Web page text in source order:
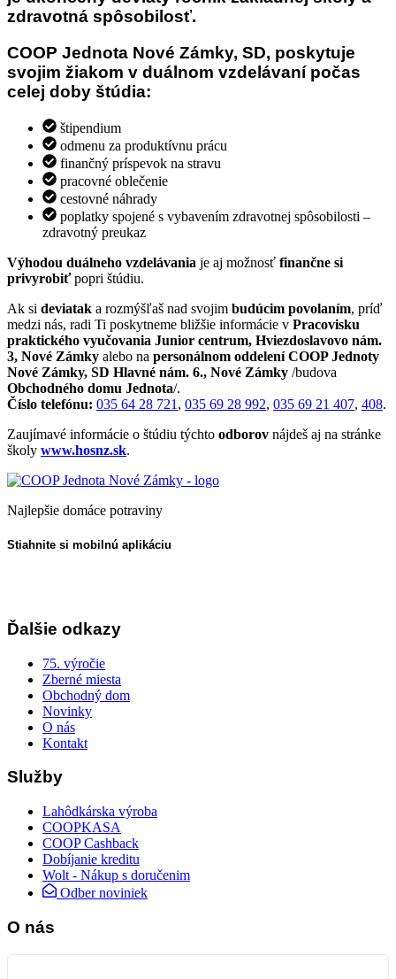
zdravotná spôsobilosť.
COOP Jednota Nové Zámky, SD, poskytuje
svojim žiakom v duálnom vzdelávaní počas
celej doby štúdia:
štipendium
odmenu za produktívnu prácu
finančný príspevok na stravu
pracovné oblečenie
cestovné náhrady
poplatky spojené s vybavením zdravotnej spôsobilosti –
zdravotný preukaz
Výhodou duálneho vzdelávania je aj možnosť finančne si
privyrobiťpopri štúdiu.
Ak si deviatak a rozmýšľaš nad svojim budúcim povolaním, príď
medzi nás, radi Ti poskytneme bližšie informácie v Pracovisku
praktického vyučovania Junior centrum, Hviezdoslavovo nám.
3, Nové Zámky alebo na personálnom oddelení COOP Jednoty
Nové Zámky, SD Hlavné nám. 6., Nové Zámky /budova
Obchodného domu Jednota/.
Číslo telefónu: 035 64 28 721 , 035 69 28 992, 035 69 21 407, 408.
Zaujímavé informácie o štúdiu týchto odborov nájdeš aj na stránke
školy www.hosnz.sk.
Najlepšie domáce potraviny
Stiahnite si mobilnú aplikáciu
Ďalšie odkazy
75. výročie
Zberné miesta
Obchodný dom
Novinky
O nás
Kontakt
Služby
Lahôdkárska výroba
COOPKASA
COOP Cashback
Dobíjanie kreditu
Wolt - Nákup s doručenim
Odber noviniek
O nás